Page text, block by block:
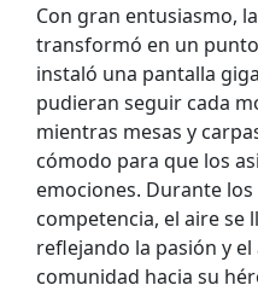
Con gran entusiasmo,
transformó en un
instaló una pantalla
pudieran seguir cada
mientras mesas y
cómodo para que los
emociones. Durante
competencia, el aire se
reflejando la pasión y
comunidad hacia su